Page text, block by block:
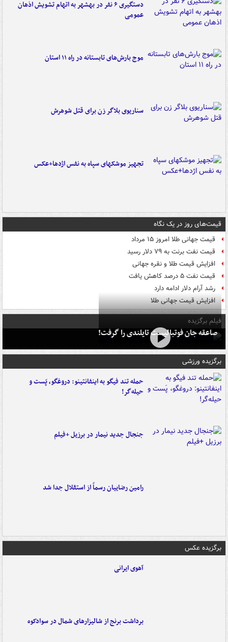
دستگیری ۶ نفر در بهشهر به اتهام تشویش اذهان
عمومی
موج بارش‌های تابستانه در راه ۱۱ استان
سناریوی بلاگر زن برای قتل شوهرش
تجهیز موشکهای سپاه به نفس اژدها+عکس
قیمت‌های روز در یک نگاه
قیمت جهانی طلا امروز ۱۵ مرداد
قیمت نفت برنت به ۷۹ دلار رسید
افزایش قیمت طلا و نقره جهانی
قیمت نفت ۵ درصد کاهش یافت
رشد آرام دلار ادامه دارد
افزایش قیمت جهانی طلا
فیلم برگزیده
صاعقه جان فوتبالیست تایلندی را گرفت!
برگزیده ورزشی
حمله تند فیگو به اینفانتینو: دروغگو، پَست‌ و
حیله‌گر!
جنجال جدید نیمار در برزیل +فیلم
رامین رضاییان رسماً از استقلال جدا شد
برگزیده عکس
آهوی ایرانی
برداشت برنج از شالیزارهای شمال در سوادکوه